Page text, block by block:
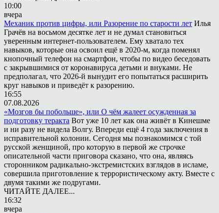
10:00
вчера
Механик против цифры, или Разорение по старости лет Илья
Грачёв на восьмом десятке лет и не думал становиться
уверенным интернет-пользователем. Ему хватало тех
навыков, которые она освоил ещё в 2020-м, когда поменял
кнопочный телефон на смартфон, чтобы по видео беседовать
с закрывшимися от коронавируса детьми и внуками. Не
предполагал, что 2026-й вынудит его попытаться расширить
круг навыков и приведёт к разорению.
16:55
07.08.2026
«Мозгов бы побольше», или О чём жалеет осужденная за
подготовку теракта Вот уже 10 лет как она живёт в Кинешме
и ни разу не видела Волгу. Впереди ещё 4 года заключения в
исправительной колонии. Сегодня мы познакомимся с той
русской женщиной, про которую в первой же строчке
описательной части приговора сказано, что она, являясь
сторонником радикально-экстремистских взглядов в исламе,
совершила приготовление к террористическому акту. Вместе с
двумя такими же подругами.
ЧИТАЙТЕ ДАЛЕЕ...
16:32
вчера